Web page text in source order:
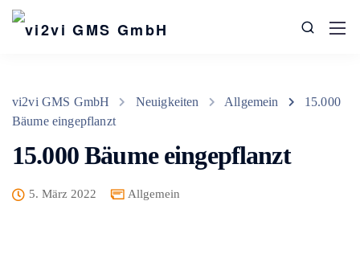
vi2vi GMS GmbH Neuigkeiten Allgemein
15.000
Bäume eingepflanzt
15.000 Bäume eingepflanzt
5. März 2022 Allgemein